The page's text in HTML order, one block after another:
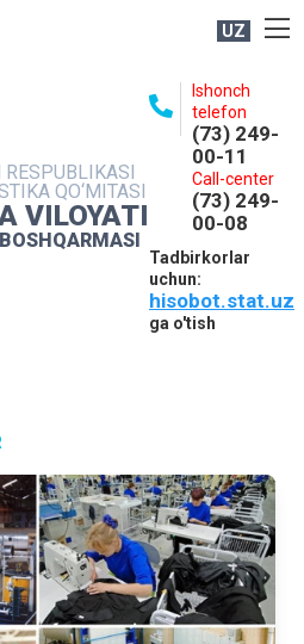
UZ
RESPUBLIKASI
QO‘MITASI
VILOYATI
Ishonch
telefon
(73) 249-
00-11
Call-center
(73) 249-
00-08
Tadbirkorlar
uchun:
hisobot.stat.uz
ga o'tish
XIZMATLAR
XIZMATI